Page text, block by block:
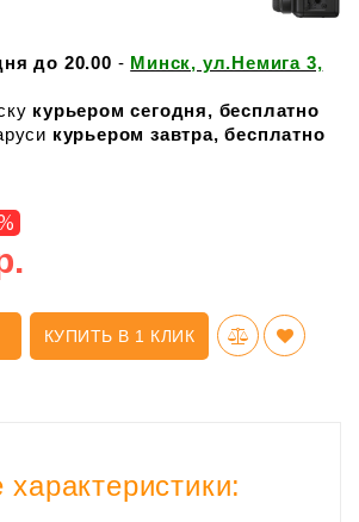
до 20.00 - Минск, ул.Немига 3,
курьером сегодня, бесплатно
курьером завтра, бесплатно
КУПИТЬ В 1 КЛИК